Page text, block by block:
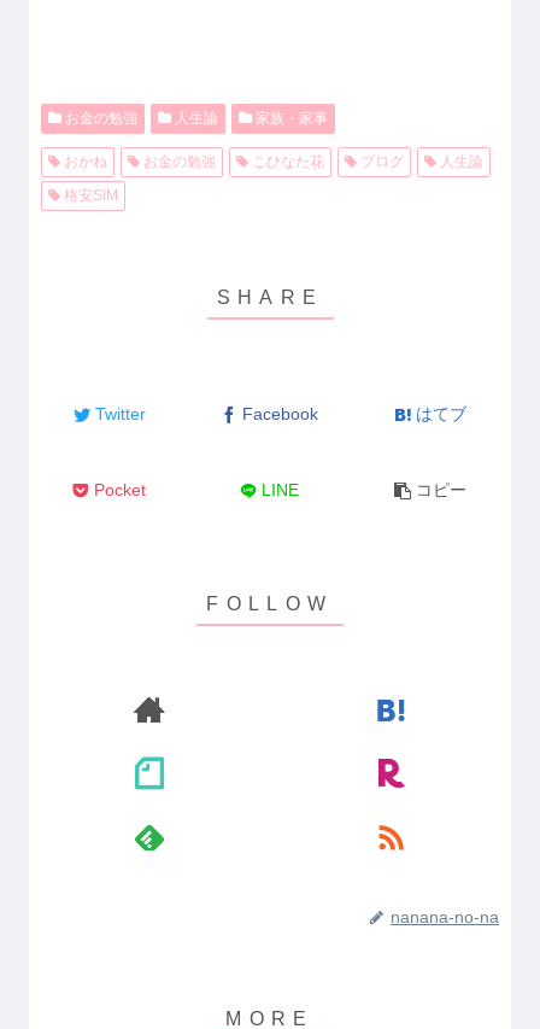
お金の勉強 人生論 家族・家事
おかね お金の勉強 こひなた花 ブログ
人生論
格安SIM
Twitter Facebook はてブ
Pocket LINE コピー
nanana-no-na